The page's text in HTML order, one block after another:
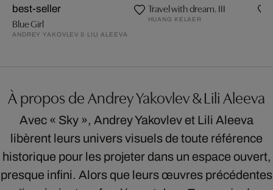
best-seller
Blue Girl
ANDREY YAKOVLEV & LILI ALEEVA
Travel with dream. III
HUANG KELAER
À propos de Andrey Yakovlev & Lili Aleeva
Avec « Sky », Andrey Yakovlev et Lili Aleeva
libèrent leurs univers visuels de toute référence
historique pour les projeter dans un espace ouvert,
presque infini. Alors que leurs œuvres précédentes